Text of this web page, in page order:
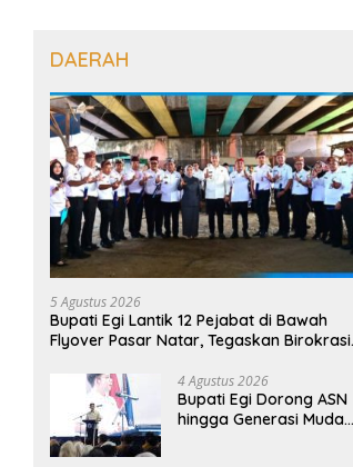
DAERAH
5 Agustus 2026
Bupati Egi Lantik 12 Pejabat di Bawah
Flyover Pasar Natar, Tegaskan Birokrasi
4 Agustus 2026
Bupati Egi Dorong ASN
hingga Generasi Muda